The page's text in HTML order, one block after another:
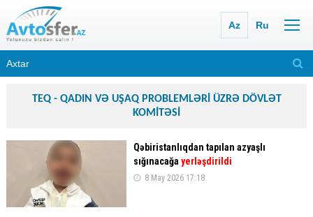
Az Ru
TEQ - QADIN VƏ UŞAQ PROBLEMLƏRİ ÜZRƏ DÖVLƏT
KOMİTƏSİ
Qəbiristanlıqdan tapılan azyaşlı
sığınacağa yerləşdirildi
8 May 2026 17:18